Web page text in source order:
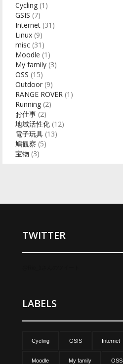
Cycling (1)
GSIS (7)
Internet (31)
Linux (9)
misc (31)
Moodle (1)
My family (3)
OSS (15)
Outdoor (9)
RANGE ROVER (1)
Running (2)
お仕事 (2)
地域活性化 (12)
電子玩具 (13)
鳩観察 (5)
宝物 (3)
TWITTER
LABELS
Cycling GSIS Internet
Moodle My family OSS